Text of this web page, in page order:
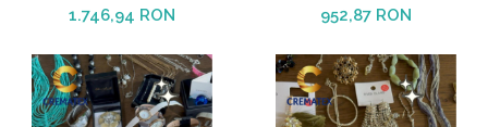
1.746,94 RON 952,87 RON